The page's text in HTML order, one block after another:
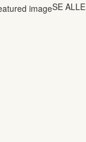
SE ALLE